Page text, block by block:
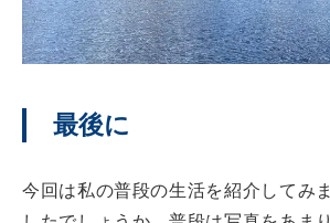
最後に
今回は私の普段の生活を紹介してみ